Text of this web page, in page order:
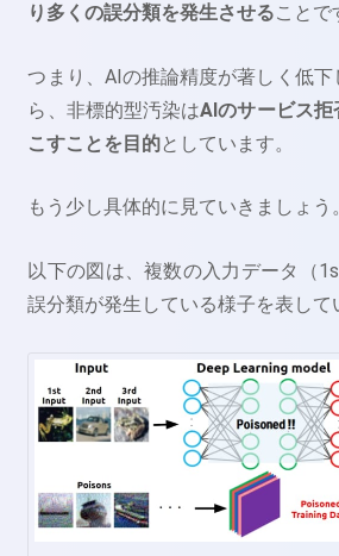
り多くの誤分類を発生させることで
つまり、AIの推論精度が著しく低
ら、非標的型汚染はAIのサービス
こすことを目的としています。
もう少し具体的に見ていきましょう。
以下の図は、複数の入力データ（
誤分類が発生している様子を表して